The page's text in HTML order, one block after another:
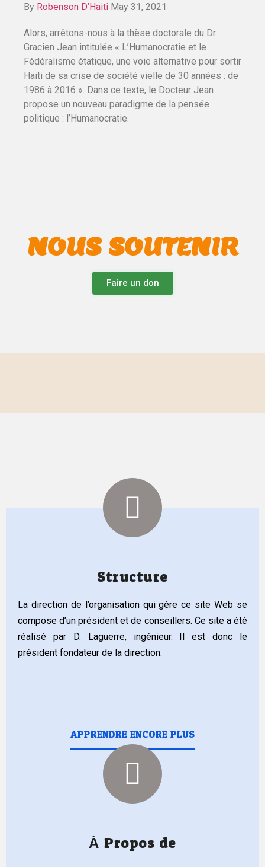
By Robenson D’Haiti May 31, 2021
Alors, arrêtons-nous à la thèse doctorale du Dr.
Gracien Jean intitulée « L’Humanocratie et le
Fédéralisme étatique, une voie alternative pour sortir
Haiti de sa crise de société vielle de 30 années : de
1986 à 2016 ». Dans ce texte, le Docteur Jean
propose un nouveau paradigme de la pensée
politique : l’Humanocratie.
NOUS SOUTENIR
Faire un don
Structure
La direction de l’organisation qui gère ce site Web se
compose d’un président et de conseillers. Ce site a été
réalisé par D. Laguerre, ingénieur. Il est donc le
président fondateur de la direction.
APPRENDRE ENCORE PLUS
À Propos de